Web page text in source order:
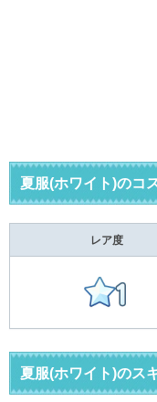
夏服(ホワイト)のコ
レア度
夏服(ホワイト)のス